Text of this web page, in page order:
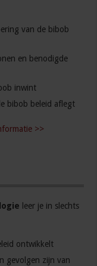
van de bibob
en benodigde
inwint
bibob beleid aflegt
>>
leer je in slechts
ontwikkelt
gevolgen zijn van